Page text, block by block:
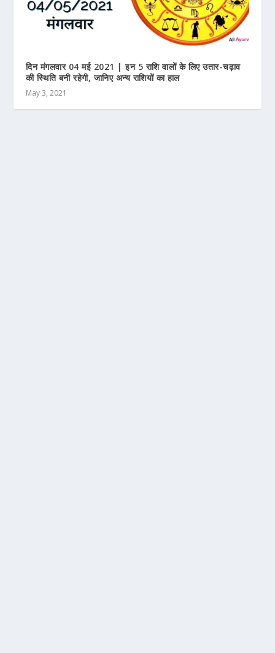
दिन मंगलवार 04 मई 2021 | इन 5 राशि वालों के लिए उतार-चढ़ाव
की स्थिति बनी रहेगी, जानिए अन्य राशियों का हाल
May 3, 2021